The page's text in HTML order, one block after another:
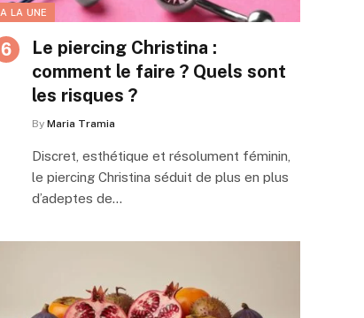
A LA UNE
Le piercing Christina :
comment le faire ? Quels sont
les risques ?
By Maria Tramia
Discret, esthétique et résolument féminin,
le piercing Christina séduit de plus en plus
d’adeptes de…